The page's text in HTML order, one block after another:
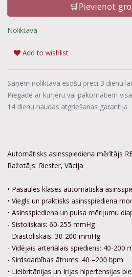
🛒Pievienot
Noliktavā
Add to wishlist
Saņem noliktavā esošu preci 3 dienu
Piegāde ar kurjeru vai pakomātiem
14 dienu naudas atgriešanas garantija
Automātisks asinsspiediena mērītājs
Ražotājs: Riester, Vācija
• Pasaules klases automātiskā
• Viegls un praktisks asinsspiediena
• Asinsspiediena un pulsa mērijumu
- Sistoliskais: 60-255 mmHg
- Diastoliskais: 30-200 mmHg
- Vidējais arteriālais spiediens: 40-200
- Sirdsdarbības ātrums: 40 –200 bpm
• Lielbritānijas un Īrijas hipertensijas